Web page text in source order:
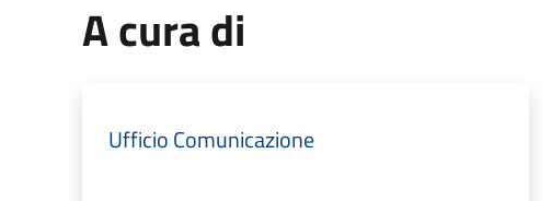
A cura di
Ufficio Comunicazione